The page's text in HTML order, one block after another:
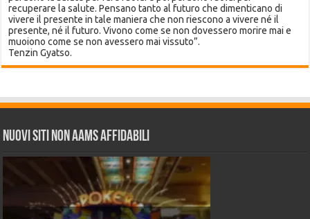
recuperare la salute. Pensano tanto al futuro che dimenticano di
vivere il presente in tale maniera che non riescono a vivere né il
presente, né il futuro. Vivono come se non dovessero morire mai e
muoiono come se non avessero mai vissuto”.
Tenzin Gyatso.
Nuovi siti non AAMS affidabili